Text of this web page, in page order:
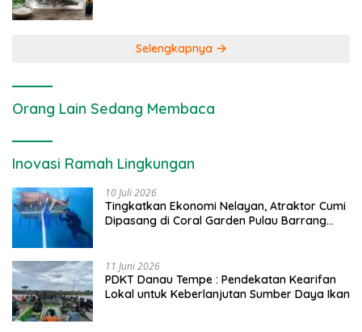
Selengkapnya
Orang Lain Sedang Membaca
Inovasi Ramah Lingkungan
10 Juli 2026
Tingkatkan Ekonomi Nelayan, Atraktor Cumi
Dipasang di Coral Garden Pulau Barrang
11 Juni 2026
PDKT Danau Tempe : Pendekatan Kearifan
Lokal untuk Keberlanjutan Sumber Daya Ikan